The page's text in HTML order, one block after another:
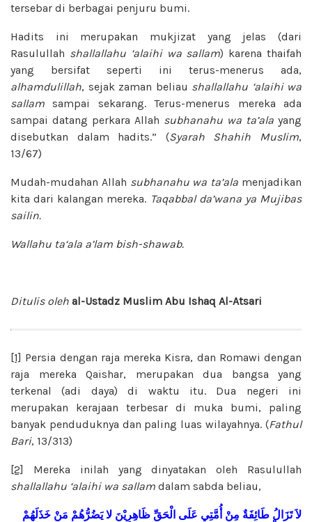
tersebar di berbagai penjuru bumi.
Hadits ini merupakan mukjizat yang jelas (dari
Rasulullah shallallahu ‘alaihi wa sallam) karena thaifah
yang bersifat seperti ini terus-menerus ada,
alhamdulillah, sejak zaman beliau shallallahu ‘alaihi wa
sallam sampai sekarang. Terus-menerus mereka ada
sampai datang perkara Allah subhanahu wa ta’ala yang
disebutkan dalam hadits.” (Syarah Shahih Muslim,
13/67)
Mudah-mudahan Allah subhanahu wa ta’ala menjadikan
kita dari kalangan mereka. Taqabbal da’wana ya Mujibas
sailin.
Wallahu ta‘ala a’lam bish-shawab.
Ditulis oleh al-Ustadz Muslim Abu Ishaq Al-Atsari
[1] Persia dengan raja mereka Kisra, dan Romawi dengan
raja mereka Qaishar, merupakan dua bangsa yang
terkenal (adi daya) di waktu itu. Dua negeri ini
merupakan kerajaan terbesar di muka bumi, paling
banyak penduduknya dan paling luas wilayahnya. (Fathul
Bari, 13/313)
[2]
Mereka inilah yang dinyatakan oleh Rasulullah
shallallahu ‘alaihi wa sallam dalam sabda beliau,
لاَ تَزَالُ طَائِفَةٌ مِنْ أُمَّتِي عَلَى الْحَقِّ ظَاهِرِيْنَ لا يَضُرُّهُمْ مَنْ خَذَلَهُمْ